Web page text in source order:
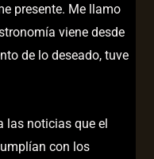
presente. Me llamo
viene desde
de lo deseado, tuve
las noticias que el
con los